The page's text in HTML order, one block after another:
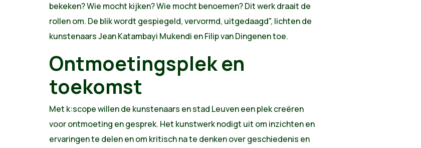
bekeken? Wie mocht kijken? Wie mocht benoemen? Dit werk draait de
rollen om. De blik wordt gespiegeld, vervormd, uitgedaagd", lichten de
kunstenaars Jean Katambayi Mukendi en Filip van Dingenen toe.
Ontmoetingsplek en
toekomst
Met k:scopewillen de kunstenaars en stad Leuven een plek creëren
voor ontmoeting en gesprek. Het kunstwerk nodigt uit om inzichten en
ervaringen te delen en om kritisch na te denken over geschiedenis en